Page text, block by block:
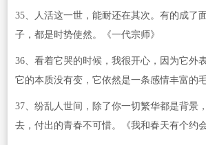
35、人活这一世，能耐还在其次。有的成了
子，都是时势使然。《一代宗师》
36、看着它哭的时候，我很开心，因为它外
它的本质没有变，它依然是一条感情丰富的毛
37、纷乱人世间，除了你一切繁华都是背景
去，付出的青春不可惜。《我和春天有个约会